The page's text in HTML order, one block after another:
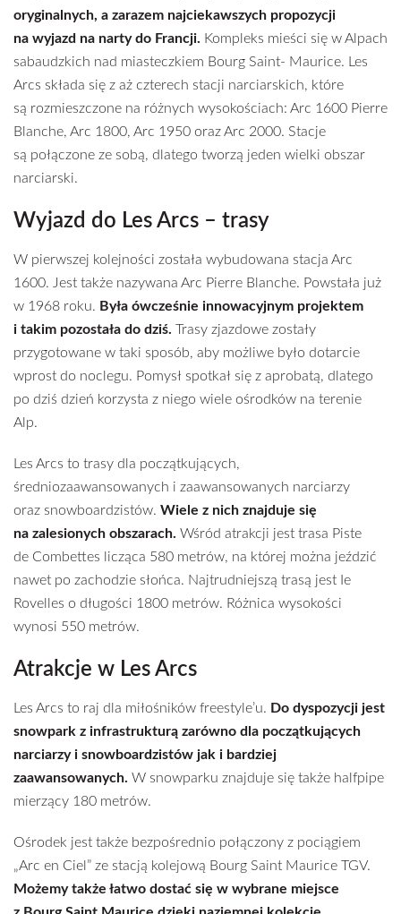
oryginalnych, a zarazem najciekawszych propozycji
na wyjazd na narty do Francji. Kompleks mieści się w Alpach
sabaudzkich nad miasteczkiem Bourg Saint- Maurice. Les
Arcs składa się z aż czterech stacji narciarskich, które
są rozmieszczone na różnych wysokościach: Arc 1600 Pierre
Blanche, Arc 1800, Arc 1950 oraz Arc 2000. Stacje
są połączone ze sobą, dlatego tworzą jeden wielki obszar
narciarski.
Wyjazd do Les Arcs – trasy
W pierwszej kolejności została wybudowana stacja Arc
1600. Jest także nazywana Arc Pierre Blanche. Powstała już
w 1968 roku. Była ówcześnie innowacyjnym projektem
i takim pozostała do dziś. Trasy zjazdowe zostały
przygotowane w taki sposób, aby możliwe było dotarcie
wprost do noclegu. Pomysł spotkał się z aprobatą, dlatego
po dziś dzień korzysta z niego wiele ośrodków na terenie
Alp.
Les Arcs to trasy dla początkujących,
średniozaawansowanych i zaawansowanych narciarzy
oraz snowboardzistów. Wiele z nich znajduje się
na zalesionych obszarach. Wśród atrakcji jest trasa Piste
de Combettes licząca 580 metrów, na której można jeździć
nawet po zachodzie słońca. Najtrudniejszą trasą jest Ie
Rovelles o długości 1800 metrów. Różnica wysokości
wynosi 550 metrów.
Atrakcje w Les Arcs
Les Arcs to raj dla miłośników freestyle’u. Do dyspozycji jest
snowpark z infrastrukturą zarówno dla początkujących
narciarzy i snowboardzistów jak i bardziej
zaawansowanych. W snowparku znajduje się także halfpipe
mierzący 180 metrów.
Ośrodek jest także bezpośrednio połączony z pociągiem
„Arc en Ciel” ze stacją kolejową Bourg Saint Maurice TGV.
Możemy także łatwo dostać się w wybrane miejsce